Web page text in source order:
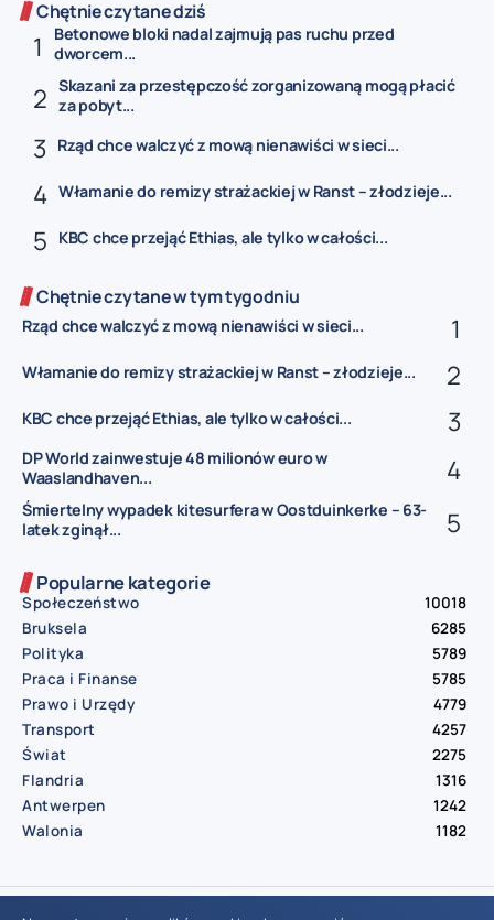
Chętnie czytane dziś
Betonowe bloki nadal zajmują pas ruchu przed
dworcem...
Skazani za przestępczość zorganizowaną mogą płacić
za pobyt...
Rząd chce walczyć z mową nienawiści w sieci...
Włamanie do remizy strażackiej w Ranst – złodzieje...
KBC chce przejąć Ethias, ale tylko w całości...
Chętnie czytane w tym tygodniu
Rząd chce walczyć z mową nienawiści w sieci...
Włamanie do remizy strażackiej w Ranst – złodzieje...
KBC chce przejąć Ethias, ale tylko w całości...
DP World zainwestuje 48 milionów euro w
Waaslandhaven...
Śmiertelny wypadek kitesurfera w Oostduinkerke – 63-
latek zginął...
Popularne kategorie
Społeczeństwo
10018
Bruksela
6285
Polityka
5789
Praca i Finanse
5785
Prawo i Urzędy
4779
Transport
4257
Świat
2275
Flandria
1316
Antwerpen
1242
Walonia
1182
© Aktualnosci.be – All Right Reserved 2016-2026